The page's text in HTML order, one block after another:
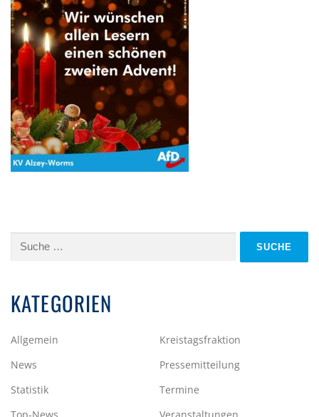
Suche
KATEGORIEN
Allgemein
Kreistagsfraktion
News
Pressemitteilung
Statistik
Termine